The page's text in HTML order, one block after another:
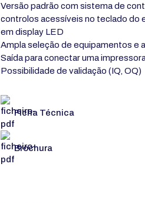
Versão padrão com sistema de
controlos acessíveis no teclado do
em display LED
Ampla seleção de equipamentos e
Saída para conectar uma
Possibilidade de validação (IQ, OQ)
Ficha Técnica
Brochura